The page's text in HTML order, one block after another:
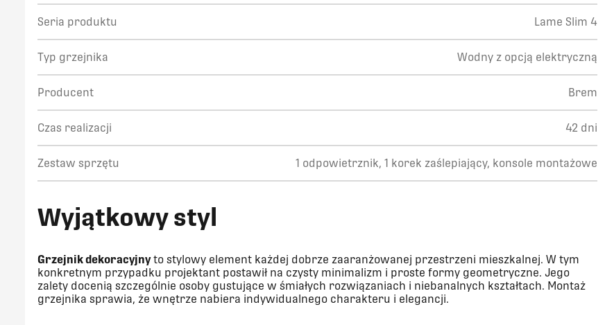
Seria produktu Lame Slim 4
Typ grzejnika Wodny z opcją elektryczną
Producent Brem
Czas realizacji 42 dni
Zestaw sprzętu 1 odpowietrznik, 1 korek zaślepiający, konsole montażowe
Wyjątkowy styl
Grzejnik dekoracyjnyto stylowy element każdej dobrze zaaranżowanej przestrzeni mieszkalnej. W tym
konkretnym przypadku projektant postawił na czysty minimalizm i proste formy geometryczne. Jego
zalety docenią szczególnie osoby gustujące w śmiałych rozwiązaniach i niebanalnych kształtach. Montaż
grzejnika sprawia, że wnętrze nabiera indywidualnego charakteru i elegancji.